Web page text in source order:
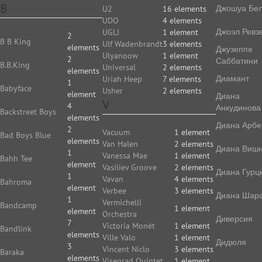
B
B B King
2
elements
B.B.King
2
elements
Babyface
1
element
Backstreet Boys
4
elements
Bad Boys Blue
2
elements
Bahh Tee
1
element
Bahroma
1
element
Bandcamp
1
element
Bandlink
7
elements
Baraka
3
elements
U2
16 elements
UDO
4 elements
UGLI
1 element
Ulf Wadenbrandt3 elements
Ulyanoow
1 element
Universal
2 elements
Uriah Heep
7 elements
Usher
2 elements
V
Vacuum
1 element
Van Halen
2 elements
Vanessa Mae
1 element
Vasiliev Groove
2 elements
Vavan
4 elements
Verbee
3 elements
Vermichelli
Orchestra
1 element
Victoria Monét
1 element
Ville Valo
1 element
Vincent Niclo
3 elements
Джошуа
Джоэл
Джузеппе
Саббатини
Диамант
Диана
Анкудинова
Диана
Диана
Диана
Диана
Диверсия
Дидюля